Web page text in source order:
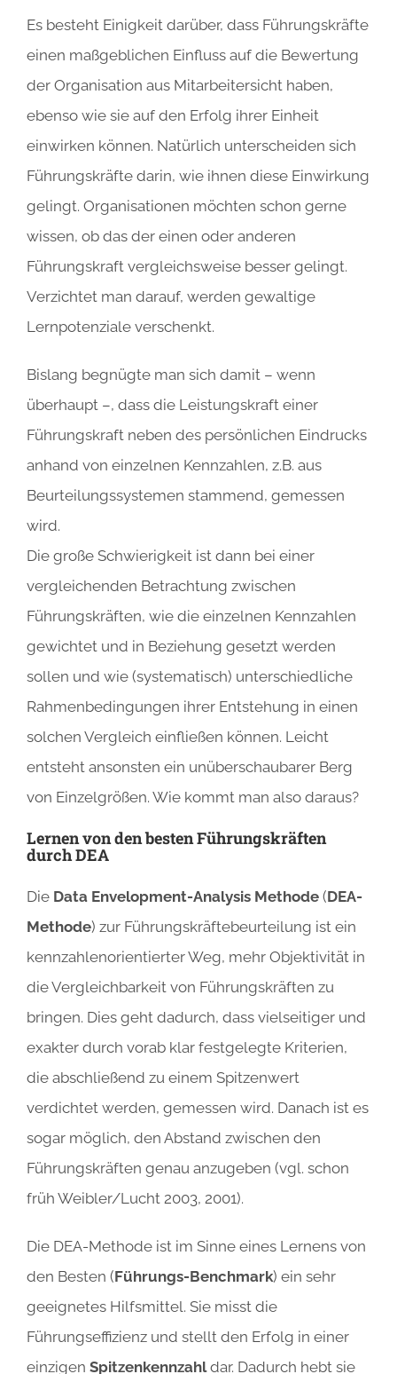
Es besteht Einigkeit darüber, dass Führungskräfte
einen maßgeblichen Einfluss auf die Bewertung
der Organisation aus Mitarbeitersicht haben,
ebenso wie sie auf den Erfolg ihrer Einheit
einwirken können. Natürlich unterscheiden sich
Führungskräfte darin, wie ihnen diese Einwirkung
gelingt. Organisationen möchten schon gerne
wissen, ob das der einen oder anderen
Führungskraft vergleichsweise besser gelingt.
Verzichtet man darauf, werden gewaltige
Lernpotenziale verschenkt.
Bislang begnügte man sich damit – wenn
überhaupt –, dass die Leistungskraft einer
Führungskraft neben des persönlichen Eindrucks
anhand von einzelnen Kennzahlen, z.B. aus
Beurteilungssystemen stammend, gemessen
wird.
Die große Schwierigkeit ist dann bei einer
vergleichenden Betrachtung zwischen
Führungskräften, wie die einzelnen Kennzahlen
gewichtet und in Beziehung gesetzt werden
sollen und wie (systematisch) unterschiedliche
Rahmenbedingungen ihrer Entstehung in einen
solchen Vergleich einfließen können. Leicht
entsteht ansonsten ein unüberschaubarer Berg
von Einzelgrößen. Wie kommt man also daraus?
Lernen von den besten Führungskräften
durch DEA
Die Data Envelopment-Analysis Methode (DEA-
Methode) zur Führungskräftebeurteilung ist ein
kennzahlenorientierter Weg, mehr Objektivität in
die Vergleichbarkeit von Führungskräften zu
bringen. Dies geht dadurch, dass vielseitiger und
exakter durch vorab klar festgelegte Kriterien,
die abschließend zu einem Spitzenwert
verdichtet werden, gemessen wird. Danach ist es
sogar möglich, den Abstand zwischen den
Führungskräften genau anzugeben (vgl. schon
früh Weibler/Lucht 2003, 2001).
Die DEA-Methode ist im Sinne eines Lernens von
den Besten (Führungs-Benchmark) ein sehr
geeignetes Hilfsmittel. Sie misst die
Führungseffizienz und stellt den Erfolg in einer
einzigen Spitzenkennzahldar. Dadurch hebt sie